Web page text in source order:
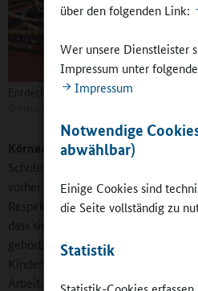
über den folgenden Link:
Wer unsere Dienstleister
Impressum unter
Impressum
Notwendige
abwählbar)
Einige Cookies sind
die Seite vollständig zu
Statistik
Entdecken und Entfalten von Talenten...
Körner:
Wenn unsere Kurse
Schule an dem Tag ein Sportfest
vorher mitgeteilt werden.
Respekt für unsere Dozenten und
dass sie keine Pausenclowns sind.
gehört: „Mir ist egal, was Sie hier
Kinder sind beschäftigt.“ Das ist
Arbeit.